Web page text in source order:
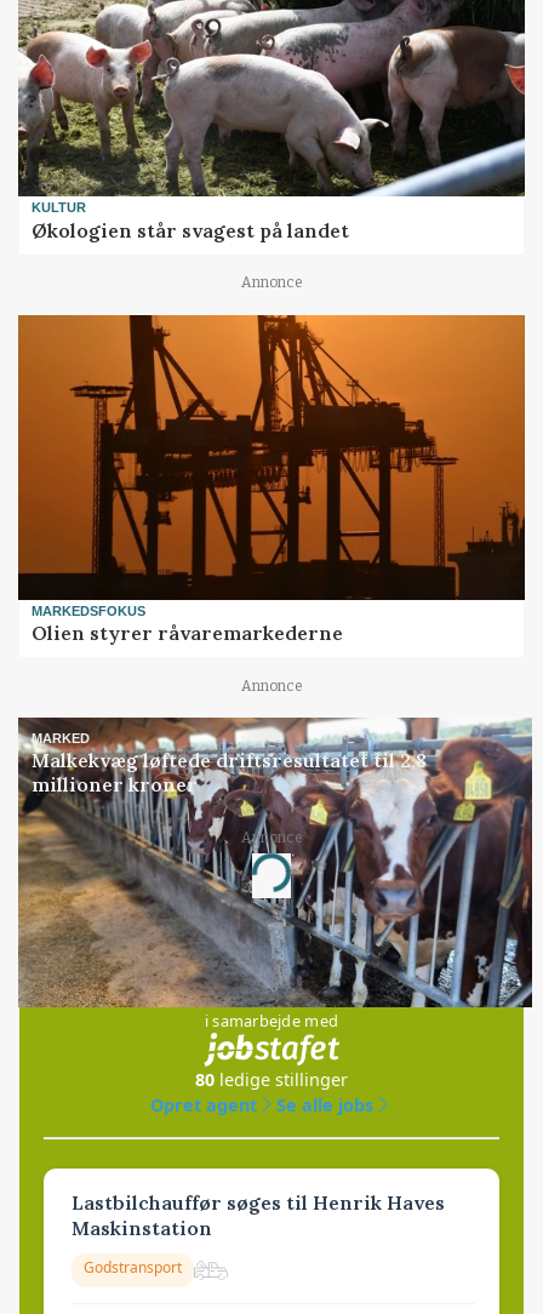
KULTUR
Økologien står svagest på landet
Annonce
MARKEDSFOKUS
Olien styrer råvaremarkederne
Annonce
MARKED
Malkekvæg løftede driftsresultatet til 2,8
millioner kroner
Annonce
Loading...
Jobs
i samarbejde med
80 ledige stillinger
Opret agent
Se alle jobs
Lastbilchauffør søges til Henrik Haves
Maskinstation
Godstransport